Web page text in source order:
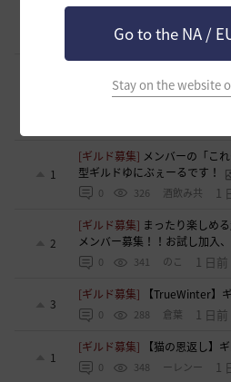
Go to the NA /
Stay on the website
92 アセロラオニオ
「夢見隊」で素敵な黒い砂漠
1
[ギルド募集] メンバーの「こ
型ギルドゆにぶぇーるです！
0 326 酒飲み共 1
2
[ギルド募集] まったり楽しめ
メンバー募集！！お試し加入
0 341 のこ 1 日前
3
[ギルド募集] 【TrueWinter】
0 288 倉葉 1 日前
1
[ギルド募集] 【猫の恩返し】
0 348 ーレンー 1